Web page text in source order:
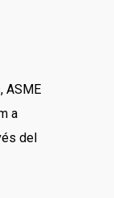
ASME
a
del